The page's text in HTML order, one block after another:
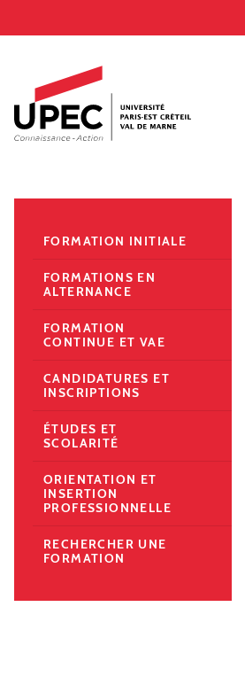
Accès directs
Recherche
Navigation secondaire
FORMATION INITIALE
FORMATIONS EN
ALTERNANCE
FORMATION
CONTINUE ET VAE
CANDIDATURES ET
INSCRIPTIONS
ÉTUDES ET
SCOLARITÉ
ORIENTATION ET
INSERTION
PROFESSIONNELLE
RECHERCHER UNE
FORMATION